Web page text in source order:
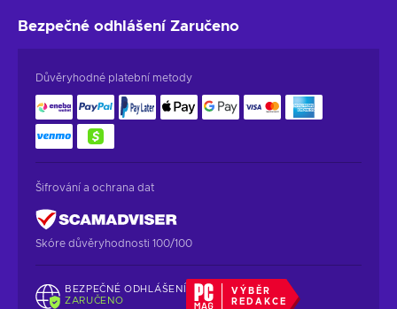
Bezpečné odhlášení Zaručeno
Důvěryhodné platební metody
Šifrování a ochrana dat
Skóre důvěryhodnosti 100/100
BEZPEČNÉ ODHLÁŠENÍ
ZARUČENO
VÝBĚR
REDAKCE